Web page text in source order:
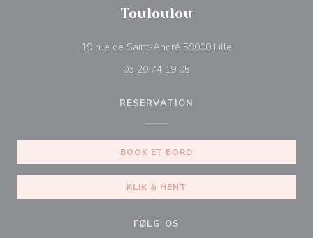
Touloulou
19 rue de Saint-André 59000 Lille
03 20 74 19 05
RESERVATION
BOOK ET BORD
KLIK & HENT
FØLG OS